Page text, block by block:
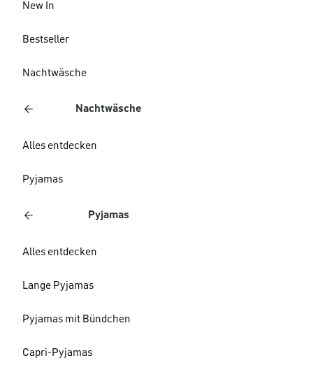
New In
Bestseller
Nachtwäsche
Nachtwäsche
Alles entdecken
Pyjamas
Pyjamas
Alles entdecken
Lange Pyjamas
Pyjamas mit Bündchen
Capri-Pyjamas